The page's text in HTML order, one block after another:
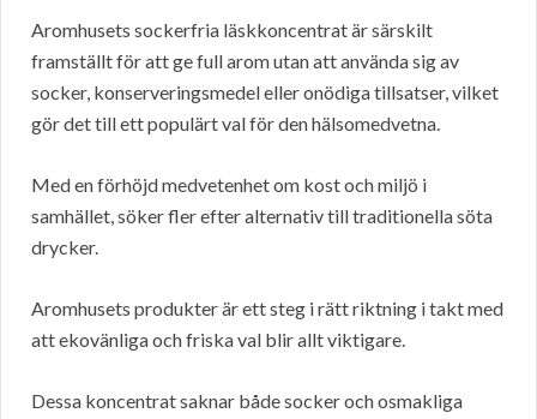
Aromhusets sockerfria läskkoncentrat är särskilt
framställt för att ge full arom utan att använda sig av
socker, konserveringsmedel eller onödiga tillsatser, vilket
gör det till ett populärt val för den hälsomedvetna.
Med en förhöjd medvetenhet om kost och miljö i
samhället, söker fler efter alternativ till traditionella söta
drycker.
Aromhusets produkter är ett steg i rätt riktning i takt med
att ekovänliga och friska val blir allt viktigare.
Dessa koncentrat saknar både socker och osmakliga